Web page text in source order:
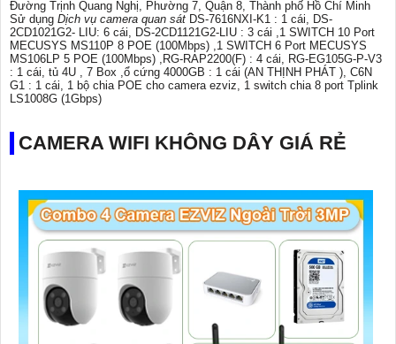
Đường Trịnh Quang Nghị, Phường 7, Quận 8, Thành phố Hồ Chí Minh
Sử dụng Dịch vụ camera quan sát DS-7616NXI-K1 : 1 cái, DS-
2CD1021G2- LIU: 6 cái, DS-2CD1121G2-LIU : 3 cái ,1 SWITCH 10 Port
MECUSYS MS110P 8 POE (100Mbps) ,1 SWITCH 6 Port MECUSYS
MS106LP 5 POE (100Mbps) ,RG-RAP2200(F) : 4 cái, RG-EG105G-P-V3
: 1 cái, tủ 4U , 7 Box ,ổ cứng 4000GB : 1 cái (AN THỊNH PHÁT ), C6N
G1 : 1 cái, 1 bộ chia POE cho camera ezviz, 1 switch chia 8 port Tplink
LS1008G (1Gbps)
CAMERA WIFI KHÔNG DÂY GIÁ RẺ